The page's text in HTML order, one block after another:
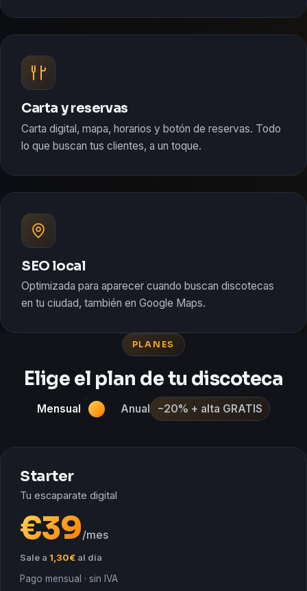
Carta y reservas
Carta digital, mapa, horarios y botón de reservas. Todo
lo que buscan tus clientes, a un toque.
SEO local
Optimizada para aparecer cuando buscan discotecas
en tu ciudad, también en Google Maps.
PLANES
Elige el plan de tu discoteca
Mensual Anual −20% + alta GRATIS
Starter
Tu escaparate digital
€39/mes
Sale a 1,30€ al día
Pago mensual · sin IVA